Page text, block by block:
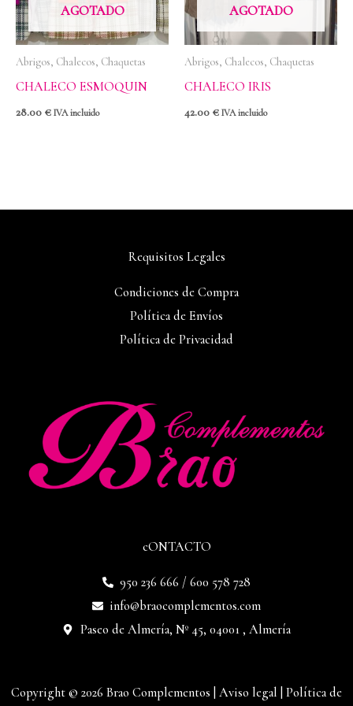
AGOTADO
Abrigos, Chalecos, Chaquetas
CHALECO ESMOQUIN
28.00 € IVA incluido
AGOTADO
Abrigos, Chalecos, Chaquetas
CHALECO IRIS
42.00 € IVA incluido
cONTACTO
950 236 666 / 600 578 728
info@braocomplementos.com
Paseo de Almería, Nº 45, 04001 , Almería
Requisitos Legales
Condiciones de Compra
Política de Envíos
Política de Privacidad
Copyright © 2026 Brao Complementos | Aviso legal Política de